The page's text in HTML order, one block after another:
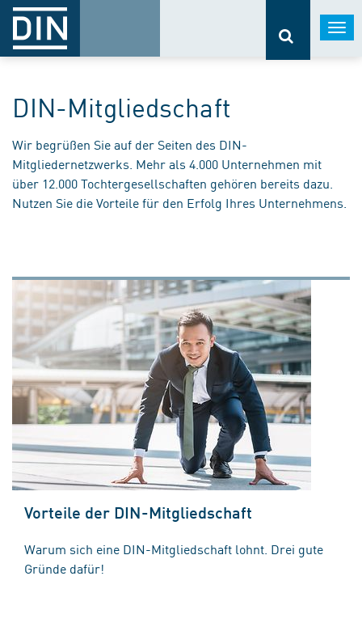
DIN-Mitgliedschaft
Wir begrüßen Sie auf der Seiten des DIN-
Mitgliedernetzwerks. Mehr als 4.000 Unternehmen mit
über 12.000 Tochtergesellschaften gehören bereits dazu.
Nutzen Sie die Vorteile für den Erfolg Ihres Unternehmens.
Vorteile der DIN-Mitgliedschaft
Warum sich eine DIN-Mitgliedschaft lohnt. Drei gute
Gründe dafür!